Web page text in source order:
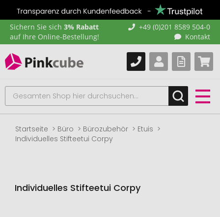
Sichern Sie sich 3% Rabatt
auf Ihre Online-Bestellung!
+49 (0)201 8589 504-0
Kontakt
Startseite Büro Bürozubehör
Etuis
Individuelles Stifteetui Corpy
Individuelles Stifteetui Corpy